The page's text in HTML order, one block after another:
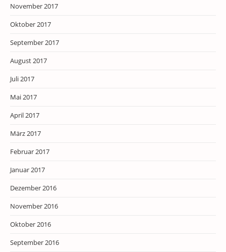
November 2017
Oktober 2017
September 2017
August 2017
Juli 2017
Mai 2017
April 2017
März 2017
Februar 2017
Januar 2017
Dezember 2016
November 2016
Oktober 2016
September 2016